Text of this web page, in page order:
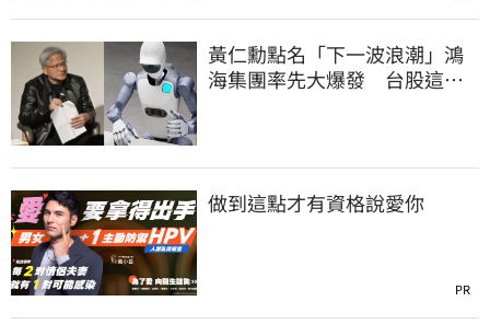
黃仁勳點名「下一波浪潮」鴻
海集團率先大爆發 台股這族
做到這點才有資格說愛你
PR